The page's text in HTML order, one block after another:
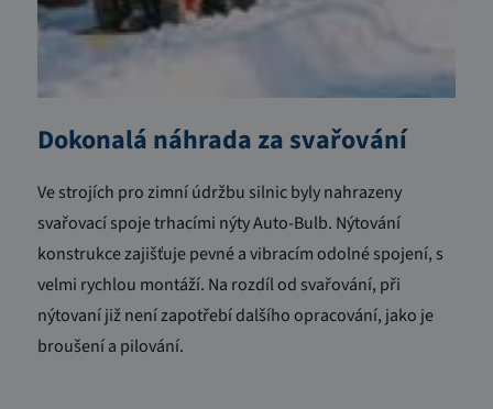
Dokonalá náhrada za svařování
Ve strojích pro zimní údržbu silnic byly nahrazeny
svařovací spoje trhacími nýty Auto-Bulb. Nýtování
konstrukce zajišťuje pevné a vibracím odolné spojení, s
velmi rychlou montáží. Na rozdíl od svařování, při
nýtovaní již není zapotřebí dalšího opracování, jako je
broušení a pilování.